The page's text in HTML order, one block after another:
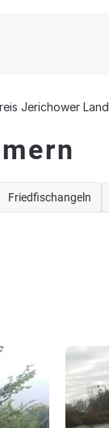
Jerichower Land
Friedfischangeln